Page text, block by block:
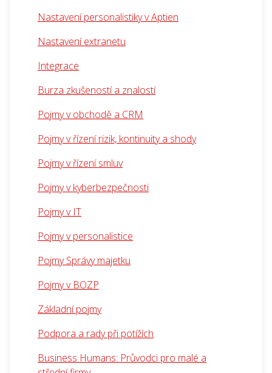
Nastavení personalistiky v Aptien
Nastavení extranetu
Integrace
Burza zkušeností a znalostí
Pojmy v obchodě a CRM
Pojmy v řízení rizik, kontinuity a shody
Pojmy v řízení smluv
Pojmy v kyberbezpečnosti
Pojmy v IT
Pojmy v personalistice
Pojmy Správy majetku
Pojmy v BOZP
Základní pojmy
Podpora a rady při potížích
Business Humans: Průvodci pro malé a